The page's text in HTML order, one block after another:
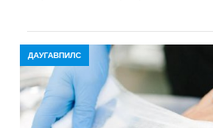
ДАУГАВПИЛС